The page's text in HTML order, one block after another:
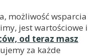
możliwość wsparcia
jest wartościowe i
od teraz masz
za każde